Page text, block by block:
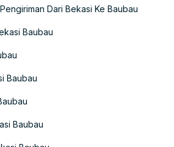
Dari Bekasi Ke Baubau
Baubau
Baubau
Baubau